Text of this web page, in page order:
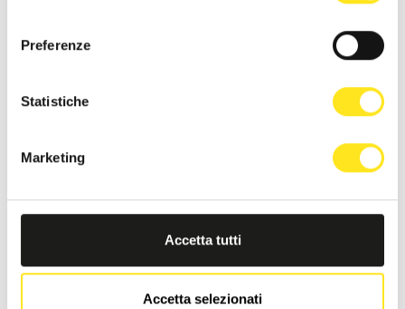
Preferenze
Statistiche
Marketing
Accetta tutti
Accetta selezionati